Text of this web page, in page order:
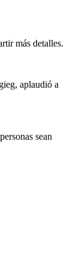
más detalles.
aplaudió a
sean